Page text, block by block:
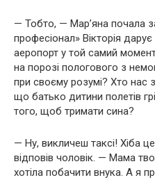
— Тобто, — Мар’яна почала
професіонал» Вікторія дарує
аеропорт у той самий
на порозі пологового з
при своєму розумі? Хто нас
що батько дитини полетів
того, щоб тримати сина?
— Ну, викличеш таксі! Хіба
відповів чоловік. — Мама
хотіла побачити внука. А я